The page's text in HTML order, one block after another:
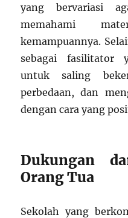
yang bervariasi
memahami
kemampuannya.
sebagai fasilitator
untuk saling
perbedaan, dan
dengan cara yang
Dukungan
Orang Tua
Sekolah yang